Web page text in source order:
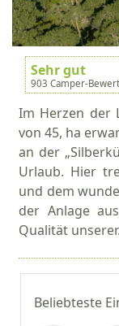
Beliebteste
Sehr gut
903 Camper-
Im Herzen der
von 45, ha
an der
Urlaub. Hier
und dem
der Anlage
Qualität